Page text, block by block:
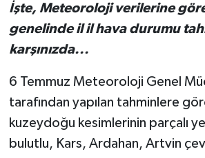
İşte, Meteoroloji verilerine
genelinde il il hava durumu
karşınızda...
6 Temmuz Meteoroloji Genel
tarafından yapılan tahminlere
kuzeydoğu kesimlerinin parçalı
bulutlu, Kars, Ardahan, Artvin